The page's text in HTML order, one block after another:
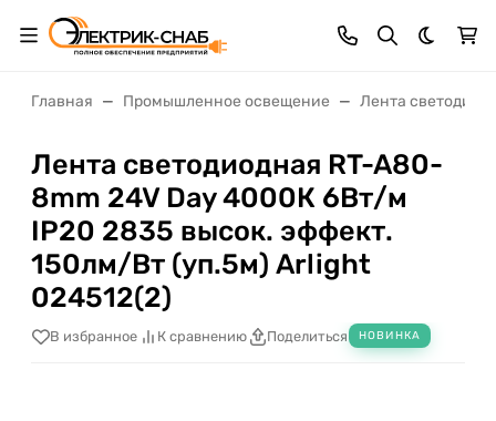
Темная
Главная Промышленное освещение Лента
Лента светодиодная RT-A80-
8mm 24V Day 4000К 6Вт/м
IP20 2835 высок. эффект.
150лм/Вт (уп.5м) Arlight
024512(2)
В избранное К сравнению Поделиться НОВИНКА